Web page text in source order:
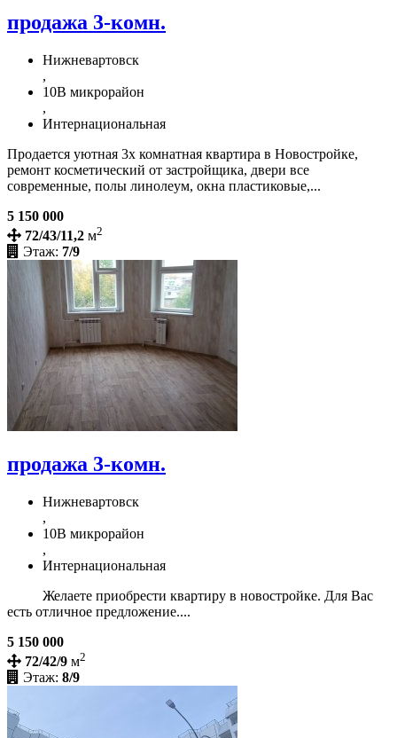
продажа 3-комн.
Нижневартовск
,
10В микрорайон
,
Интернациональная
Продается уютная 3х комнатная квартира в Новостройке,
ремонт косметический от застройщика, двери все
современные, полы линолеум, окна пластиковые,...
5 150 000
72/43/11,2 м2
Этаж: 7/9
продажа 3-комн.
Нижневартовск
,
10В микрорайон
,
Интернациональная
Желаете приобрести квартиру в новостройке. Для Вас
есть отличное предложение....
5 150 000
72/42/9 м2
Этаж: 8/9